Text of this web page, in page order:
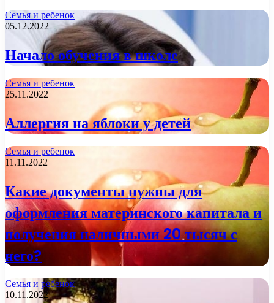
Семья и ребенок
05.12.2022
Начало обучения в школе
Семья и ребенок
25.11.2022
Аллергия на яблоки у детей
Семья и ребенок
11.11.2022
Какие документы нужны для
оформления материнского капитала и
получения наличными 20 тысяч с
него?
Семья и ребенок
10.11.2022